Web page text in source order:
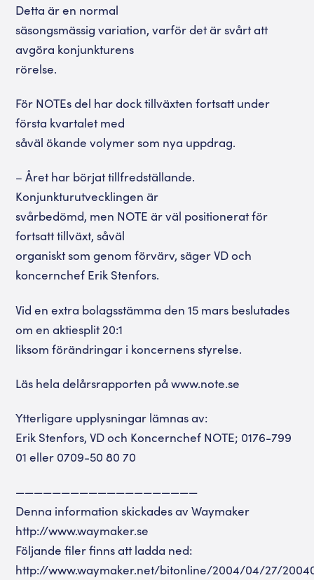
Detta är en normal
säsongsmässig variation, varför det är svårt att
avgöra konjunkturens
rörelse.
För NOTEs del har dock tillväxten fortsatt under
första kvartalet med
såväl ökande volymer som nya uppdrag.
– Året har börjat tillfredställande.
Konjunkturutvecklingen är
svårbedömd, men NOTE är väl positionerat för
fortsatt tillväxt, såväl
organiskt som genom förvärv, säger VD och
koncernchef Erik Stenfors.
Vid en extra bolagsstämma den 15 mars beslutades
om en aktiesplit 20:1
liksom förändringar i koncernens styrelse.
Läs hela delårsrapporten på www.note.se
Ytterligare upplysningar lämnas av:
Erik Stenfors, VD och Koncernchef NOTE; 0176-799
01 eller 0709-50 80 70
————————————————————
Denna information skickades av Waymaker
http://www.waymaker.se
Följande filer finns att ladda ned:
http://www.waymaker.net/bitonline/2004/04/27/